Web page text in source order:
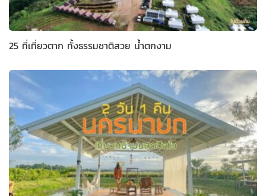
25 ที่เที่ยวตาก ทั้งธรรมชาติสวย น้ำตกงาม